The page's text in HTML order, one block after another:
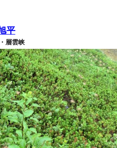
平
層雲峡